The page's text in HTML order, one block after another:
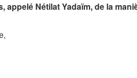
appelé Nétilat Yadaïm, de la